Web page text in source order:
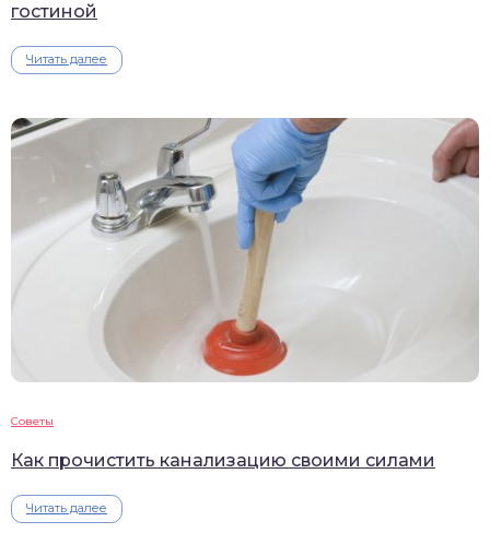
гостиной
Читать далее
Советы
Как прочистить канализацию своими силами
Читать далее